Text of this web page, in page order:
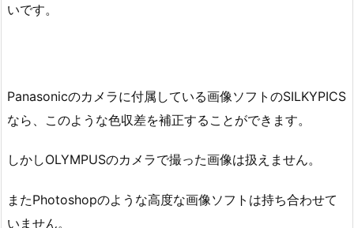
いです。
Panasonicのカメラに付属している画像ソフトのSILKYPICS
なら、このような色収差を補正することができます。
しかしOLYMPUSのカメラで撮った画像は扱えません。
またPhotoshopのような高度な画像ソフトは持ち合わせて
いません。